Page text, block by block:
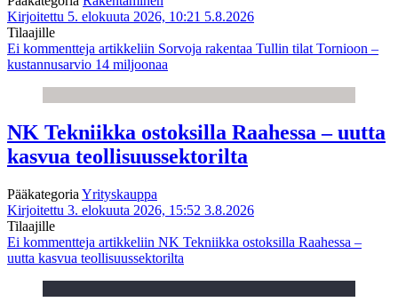
Kirjoitettu 5. elokuuta 2026, 10:21 5.8.2026
Tilaajille
Ei kommentteja artikkeliin Sorvoja rakentaa Tullin tilat Tornioon –
kustannusarvio 14 miljoonaa
NK Tekniikka ostoksilla Raahessa – uutta
kasvua teollisuussektorilta
Pääkategoria Yrityskauppa
Kirjoitettu 3. elokuuta 2026, 15:52 3.8.2026
Tilaajille
Ei kommentteja artikkeliin NK Tekniikka ostoksilla Raahessa –
uutta kasvua teollisuussektorilta